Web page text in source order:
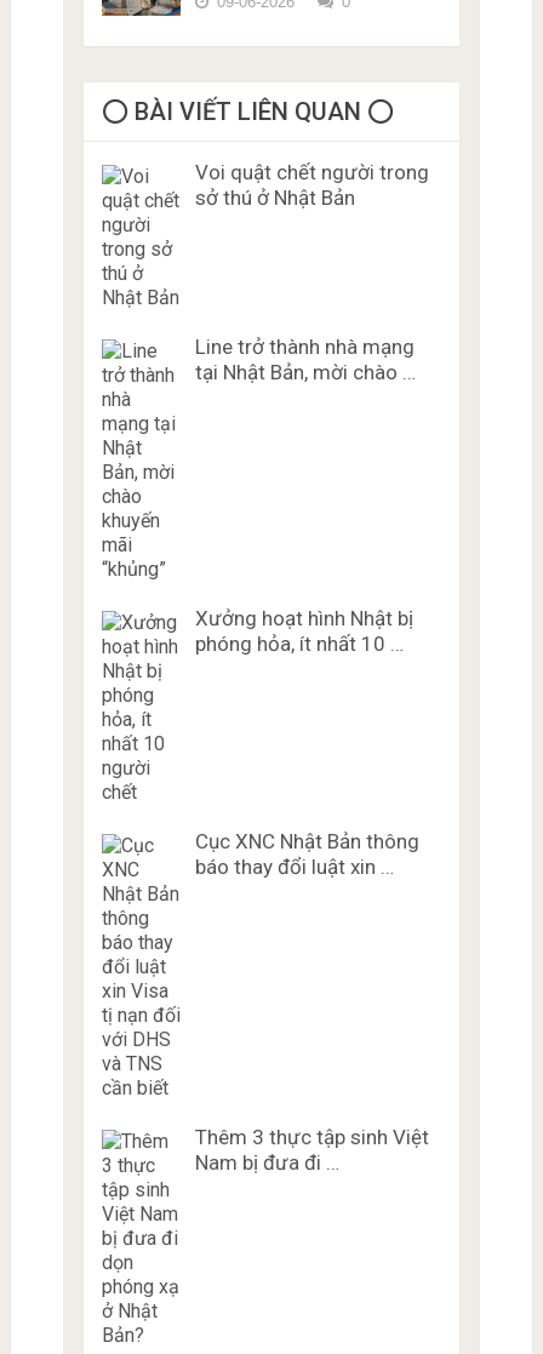
⭕️ BÀI VIẾT LIÊN QUAN ⭕️
Voi quật chết người trong
sở thú ở Nhật Bản
Line trở thành nhà mạng
tại Nhật Bản, mời chào …
Xưởng hoạt hình Nhật bị
phóng hỏa, ít nhất 10 …
Cục XNC Nhật Bản thông
báo thay đổi luật xin …
Thêm 3 thực tập sinh Việt
Nam bị đưa đi …